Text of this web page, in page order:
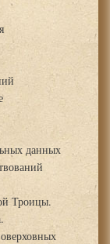
данных
Троицы.